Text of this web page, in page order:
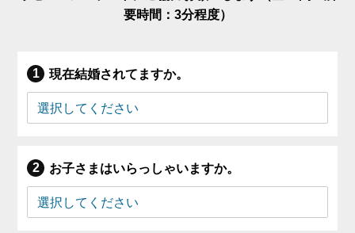
要時間：3分程度）
現在結婚されてますか。
お子さまはいらっしゃいますか。